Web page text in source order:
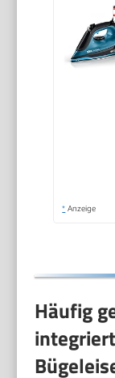
* Anzeige
Häufig